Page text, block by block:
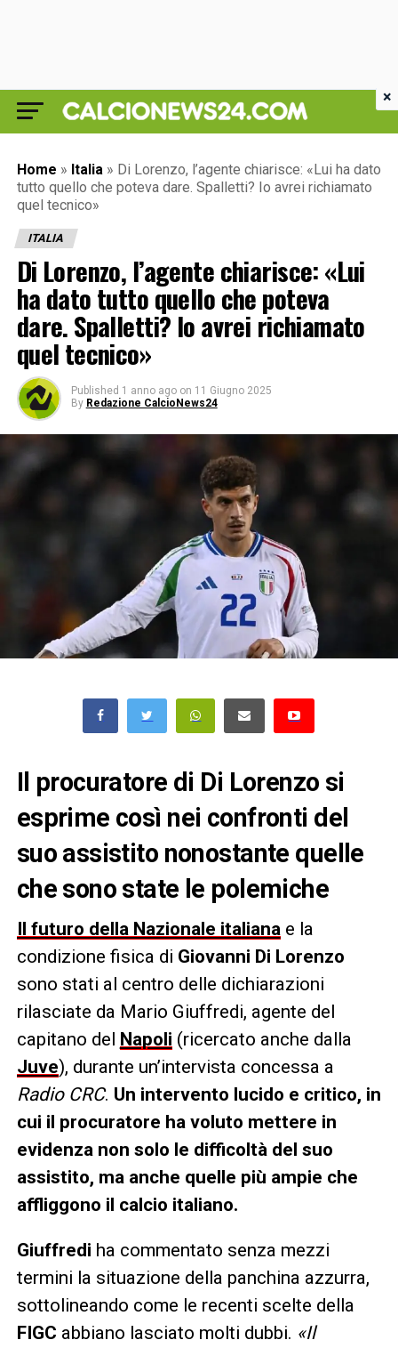
Home » Italia » Di Lorenzo, l’agente chiarisce: «Lui ha dato
tutto quello che poteva dare. Spalletti? Io avrei richiamato
quel tecnico»
ITALIA
Di Lorenzo, l’agente chiarisce: «Lui
ha dato tutto quello che poteva
dare. Spalletti? Io avrei richiamato
quel tecnico»
Published 1 anno ago on 11 Giugno 2025
By Redazione CalcioNews24
Il procuratore di Di Lorenzo si
esprime così nei confronti del
suo assistito nonostante quelle
che sono state le polemiche
Il futuro della Nazionale italiana e la
condizione fisica di Giovanni Di Lorenzo
sono stati al centro delle dichiarazioni
rilasciate da Mario Giuffredi, agente del
capitano del Napoli (ricercato anche dalla
Juve), durante un’intervista concessa a
Radio CRC. Un intervento lucido e critico, in
cui il procuratore ha voluto mettere in
evidenza non solo le difficoltà del suo
assistito, ma anche quelle più ampie che
affliggono il calcio italiano.
Giuffredi ha commentato senza mezzi
termini la situazione della panchina azzurra,
sottolineando come le recenti scelte della
FIGC abbiano lasciato molti dubbi. «Il
×